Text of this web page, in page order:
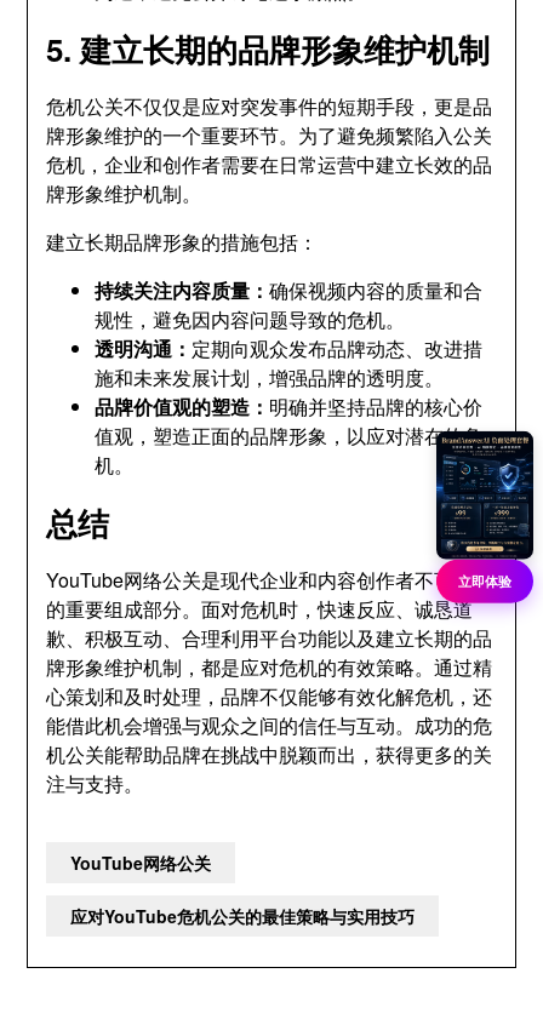
5. 建立长期的品牌形象维护机制
危机公关不仅仅是应对突发事件的短期手段，更是品
牌形象维护的一个重要环节。为了避免频繁陷入公关
危机，企业和创作者需要在日常运营中建立长效的品
牌形象维护机制。
建立长期品牌形象的措施包括：
持续关注内容质量：确保视频内容的质量和合
规性，避免因内容问题导致的危机。
透明沟通： 定期向观众发布品牌动态、改进措
施和未来发展计划，增强品牌的透明度。
品牌价值观的塑造： 明确并坚持品牌的核心价
值观，塑造正面的品牌形象，以应对潜在的危
机。
总结
YouTube网络公关是现代企业和内容创作者不可忽视
的重要组成部分。面对危机时，快速反应、诚恳道
歉、积极互动、合理利用平台功能以及建立长期的品
牌形象维护机制，都是应对危机的有效策略。通过精
心策划和及时处理，品牌不仅能够有效化解危机，还
能借此机会增强与观众之间的信任与互动。成功的危
机公关能帮助品牌在挑战中脱颖而出，获得更多的关
注与支持。
YouTube网络公关
应对YouTube危机公关的最佳策略与实用技巧
立即体验